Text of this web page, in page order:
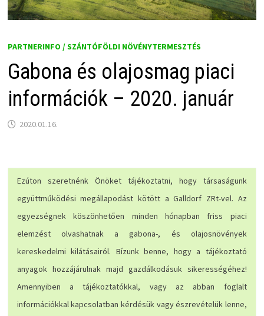
PARTNERINFO / SZÁNTÓFÖLDI NÖVÉNYTERMESZTÉS
Gabona és olajosmag piaci
információk – 2020. január
2020.01.16.
Ezúton szeretnénk Önöket tájékoztatni, hogy társaságunk
együttműködési megállapodást kötött a Galldorf ZRt-vel. Az
egyezségnek köszönhetően minden hónapban friss piaci
elemzést olvashatnak a gabona-, és olajosnövények
kereskedelmi kilátásairól. Bízunk benne, hogy a tájékoztató
anyagok hozzájárulnak majd gazdálkodásuk sikerességéhez!
Amennyiben a tájékoztatókkal, vagy az abban foglalt
információkkal kapcsolatban kérdésük vagy észrevételük lenne,